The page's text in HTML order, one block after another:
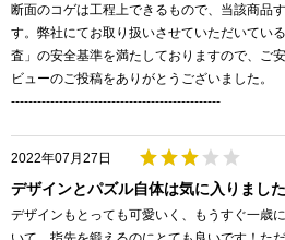
断面のコゲは工程上できるもので、当該商品
す。弊社にてお取り扱いさせていただいてい
査」の安全基準を満たしておりますので、ご
ビューのご投稿をありがとうございました。
------------------------------------------------
2022年07月27日
デザインとパズル自体は気に入りました
デザインもとっても可愛いく、もうすぐ一歳